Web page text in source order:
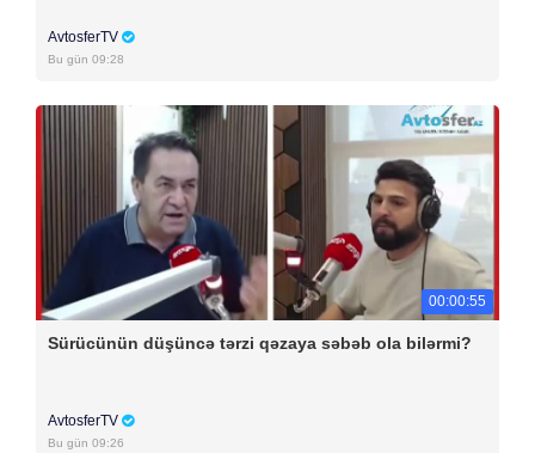
AvtosferTV
Bu gün 09:28
00:00:55
Sürücünün düşüncə tərzi qəzaya səbəb ola bilərmi?
AvtosferTV
Bu gün 09:26